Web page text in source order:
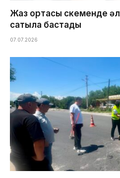
Жаз ортасы Өскеменде
сатыла бастады
07.07.2026